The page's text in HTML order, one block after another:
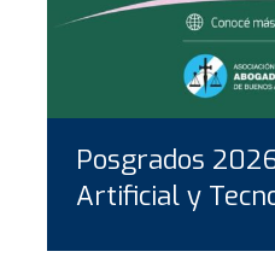
Posgrados
Artificial y